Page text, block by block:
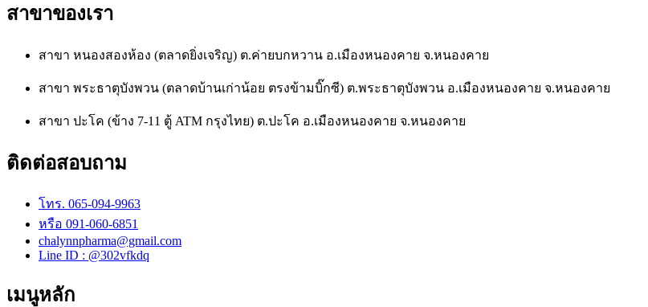
สาขาของเรา
สาขา หนองสองห้อง (ตลาดยิ่งเจริญ) ต.ค่ายบกหวาน อ.เมืองหนองคาย จ.หนองคาย
สาขา พระธาตุบังพวน (ตลาดบ้านเก่าน้อย ตรงข้ามบิ๊กซี) ต.พระธาตุบังพวน อ.เมืองหนองคาย จ.หนองคาย
สาขา ปะโค (ข้าง 7-11 ตู้ ATM กรุงไทย) ต.ปะโค อ.เมืองหนองคาย จ.หนองคาย
ติดต่อสอบถาม
โทร. 065-094-9963
หรือ 091-060-6851
chalynnpharma@gmail.com
Line ID : @302vfkdq
เมนูหลัก